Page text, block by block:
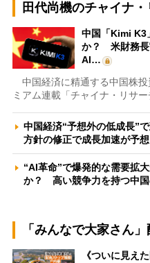
田代尚機のチャイナ
中国「Kimi K3
か？ 米財務長
AI…
中国経済に精通する中国株投
ミアム連載「チャイナ・リサ
中国経済“予想外の低成長”
方針の修正で成長加速が予
“AI革命”で爆発的な需要拡
か？ 高い競争力を持つ中
「みんなで大家さん
《ついに見え